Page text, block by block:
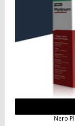
Nero